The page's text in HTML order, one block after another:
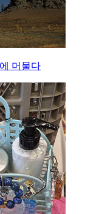
머물다